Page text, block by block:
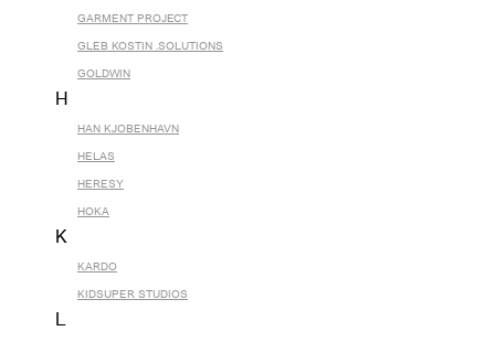
GARMENT PROJECT
GLEB KOSTIN .SOLUTIONS
GOLDWIN
H
HAN KJOBENHAVN
HELAS
HERESY
HOKA
K
KARDO
KIDSUPER STUDIOS
L